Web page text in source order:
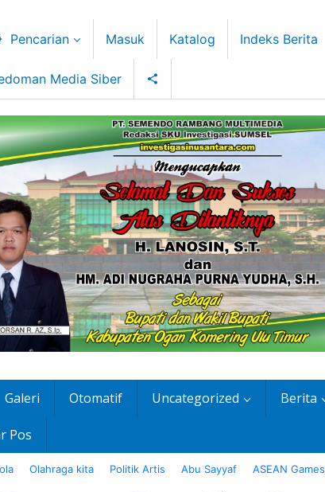
Pencarian Masuk Katalog Indeks Berita
Media Siber
Galeri Otomatif Uncategorized Berita
Pos
Olahraga kita Politik Artis Abu Sayyaf ASEAN Games